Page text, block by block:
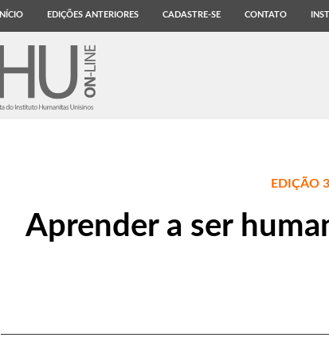
INÍCIO EDIÇÕES ANTERIORES CADASTRE-SE CONTATO
EDIÇÃO
Aprender a ser